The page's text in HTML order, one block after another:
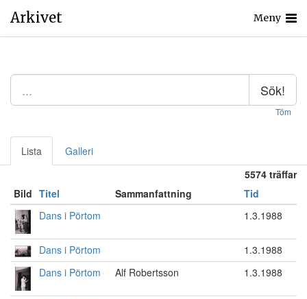
Arkivet Meny
Sök!
Töm
Lista
Galleri
5574 träffar
Bild Titel Sammanfattning
Tid
Dans i Pörtom
1.3.1988
Dans i Pörtom
1.3.1988
Dans i Pörtom
Alf Robertsson 1.3.1988